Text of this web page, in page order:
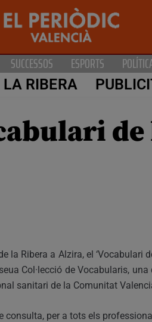
SUCCESSOS ESPORTS
LA RIBERA
la Ribera a Alzira, el ‘Vocabulari
Col·lecció de Vocabularis, una
sanitari de la Comunitat
consulta, per a tots els